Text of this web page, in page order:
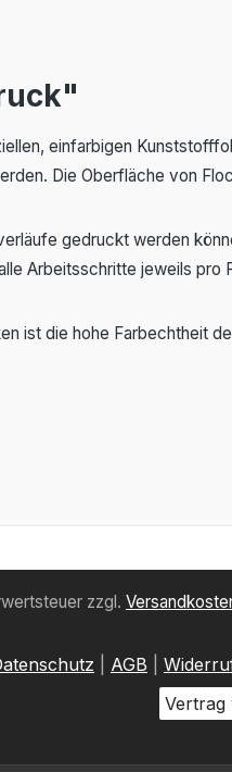
einfarbigen
Die Oberfläche von
gedruckt werden
Arbeitsschritte jeweils
ist die hohe Farbechtheit
zzgl.
AGB
Vertrag